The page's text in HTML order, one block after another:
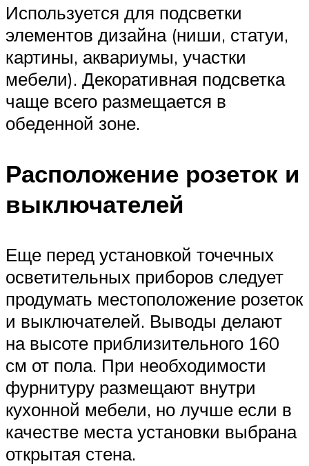
Используется для подсветки
элементов дизайна (ниши, статуи,
картины, аквариумы, участки
мебели). Декоративная подсветка
чаще всего размещается в
обеденной зоне.
Расположение розеток и
выключателей
Еще перед установкой точечных
осветительных приборов следует
продумать местоположение розеток
и выключателей. Выводы делают
на высоте приблизительного 160
см от пола. При необходимости
фурнитуру размещают внутри
кухонной мебели, но лучше если в
качестве места установки выбрана
открытая стена.